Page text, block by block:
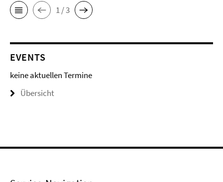
1 / 3
EVENTS
keine aktuellen Termine
Übersicht